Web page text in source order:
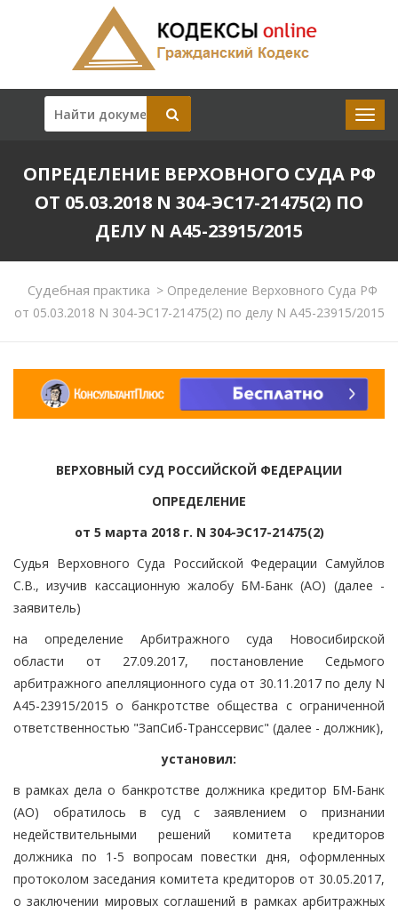
ОПРЕДЕЛЕНИЕ ВЕРХОВНОГО СУДА РФ
ОТ 05.03.2018 N 304-ЭС17-21475(2) ПО
ДЕЛУ N А45-23915/2015
Судебная практика >Определение Верховного Суда РФ
от 05.03.2018 N 304-ЭС17-21475(2) по делу N А45-23915/2015
ВЕРХОВНЫЙ СУД РОССИЙСКОЙ ФЕДЕРАЦИИ
ОПРЕДЕЛЕНИЕ
от 5 марта 2018 г. N 304-ЭС17-21475(2)
Судья Верховного Суда Российской Федерации Самуйлов
С.В., изучив кассационную жалобу БМ-Банк (АО) (далее -
заявитель)
на определение Арбитражного суда Новосибирской
области от 27.09.2017, постановление Седьмого
арбитражного апелляционного суда от 30.11.2017 по делу N
А45-23915/2015 о банкротстве общества с ограниченной
ответственностью "ЗапСиб-Транссервис" (далее - должник),
установил:
в рамках дела о банкротстве должника кредитор БМ-Банк
(АО) обратилось в суд с заявлением о признании
недействительными решений комитета кредиторов
должника по 1-5 вопросам повестки дня, оформленных
протоколом заседания комитета кредиторов от 30.05.2017,
о заключении мировых соглашений в рамках арбитражных